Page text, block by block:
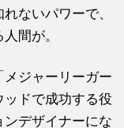
ないパワーで、
間が。
ジャーリーガー
ッドで成功する役
デザイナーにな